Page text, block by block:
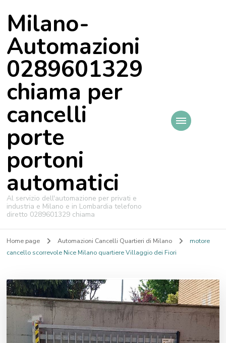
Milano-
Automazioni
0289601329
chiama per
cancelli
porte
portoni
automatici
Al servizio dell'automazione per privati e
industria e Milano e in Lombardia telefono
diretto 0289601329 chiama
Home page Automazioni Cancelli Quartieri di Milano
motore
cancello scorrevole Nice Milano quartiere Villaggio dei Fiori